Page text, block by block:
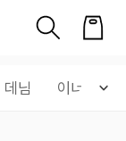
데님 이너웨어